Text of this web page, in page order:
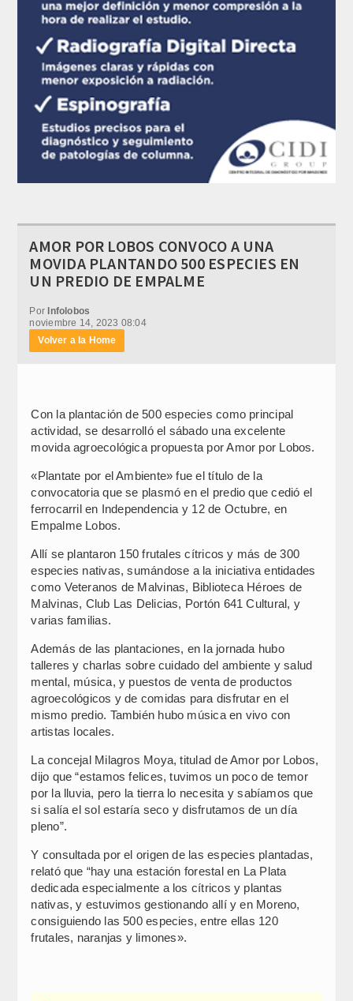
AMOR POR LOBOS CONVOCO A UNA
MOVIDA PLANTANDO 500 ESPECIES EN
UN PREDIO DE EMPALME
PorInfolobos
noviembre 14, 2023 08:04
Volver a la Home
Con la plantación de 500 especies como principal
actividad, se desarrolló el sábado una excelente
movida agroecológica propuesta por Amor por Lobos.
«Plantate por el Ambiente» fue el título de la
convocatoria que se plasmó en el predio que cedió el
ferrocarril en Independencia y 12 de Octubre, en
Empalme Lobos.
Allí se plantaron 150 frutales cítricos y más de 300
especies nativas, sumándose a la iniciativa entidades
como Veteranos de Malvinas, Biblioteca Héroes de
Malvinas, Club Las Delicias, Portón 641 Cultural, y
varias familias.
Además de las plantaciones, en la jornada hubo
talleres y charlas sobre cuidado del ambiente y salud
mental, música, y puestos de venta de productos
agroecológicos y de comidas para disfrutar en el
mismo predio. También hubo música en vivo con
artistas locales.
La concejal Milagros Moya, titulad de Amor por Lobos,
dijo que “estamos felices, tuvimos un poco de temor
por la lluvia, pero la tierra lo necesita y sabíamos que
si salía el sol estaría seco y disfrutamos de un día
pleno”.
Y consultada por el origen de las especies plantadas,
relató que “hay una estación forestal en La Plata
dedicada especialmente a los cítricos y plantas
nativas, y estuvimos gestionando allí y en Moreno,
consiguiendo las 500 especies, entre ellas 120
frutales, naranjas y limones».